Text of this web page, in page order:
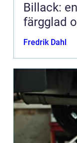
Billack:
färgglad
Fredrik Dahl